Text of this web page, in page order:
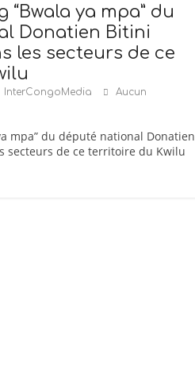
“Bwala ya mpa” du
Donatien Bitini
les secteurs de ce
InterCongoMedia
Aucun
mpa” du député national Donatien
secteurs de ce territoire du Kwilu